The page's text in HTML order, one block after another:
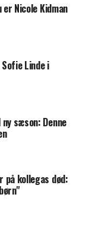
Nicole Kidman
Linde i
sæson: Denne
på kollegas død: